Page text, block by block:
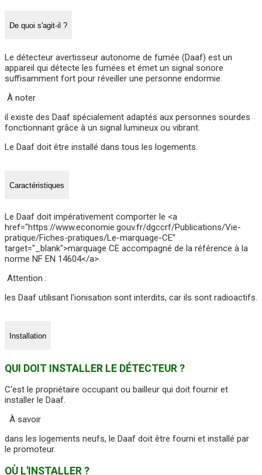
De quoi s'agit-il ?
Le détecteur avertisseur autonome de fumée (Daaf) est un
appareil qui détecte les fumées et émet un signal sonore
suffisamment fort pour réveiller une personne endormie.
À noter
il existe des Daaf spécialement adaptés aux personnes sourdes
fonctionnant grâce à un signal lumineux ou vibrant.
Le Daaf doit être installé dans tous les logements.
Caractéristiques
Le Daaf doit impérativement comporter le <a
href="https://www.economie.gouv.fr/dgccrf/Publications/Vie-
pratique/Fiches-pratiques/Le-marquage-CE"
target="_blank">marquage CE accompagné de la référence à la
norme NF EN 14604</a>.
Attention :
les Daaf utilisant l'ionisation sont interdits, car ils sont radioactifs.
Installation
QUI DOIT INSTALLER LE DÉTECTEUR ?
C'est le propriétaire occupant ou bailleur qui doit fournir et
installer le Daaf.
À savoir
dans les logements neufs, le Daaf doit être fourni et installé par
le promoteur.
OÙ L'INSTALLER ?